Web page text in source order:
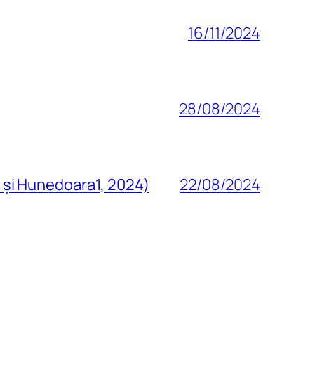
16/11/2024
28/08/2024
Hunedoara1, 2024) 22/08/2024